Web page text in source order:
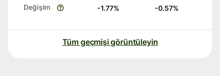
Değişim -1.77% -0.57%
Tüm geçmişi görüntüleyin